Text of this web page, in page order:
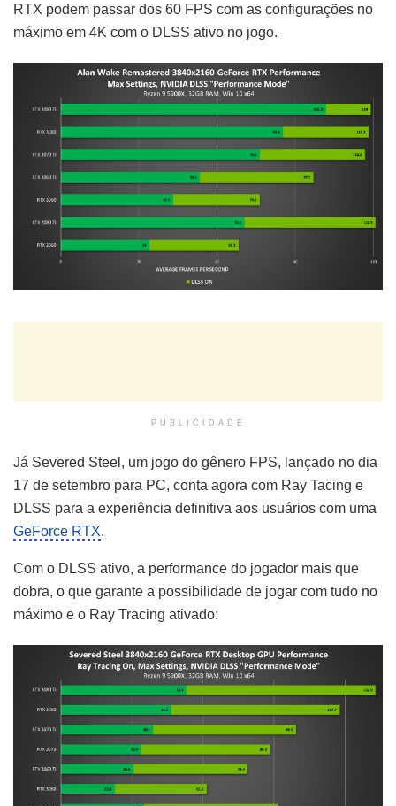
RTX podem passar dos 60 FPS com as configurações no
máximo em 4K com o DLSS ativo no jogo.
PUBLICIDADE
Já Severed Steel, um jogo do gênero FPS, lançado no dia
17 de setembro para PC, conta agora com Ray Tacing e
DLSS para a experiência definitiva aos usuários com uma
GeForce RTX.
Com o DLSS ativo, a performance do jogador mais que
dobra, o que garante a possibilidade de jogar com tudo no
máximo e o Ray Tracing ativado: